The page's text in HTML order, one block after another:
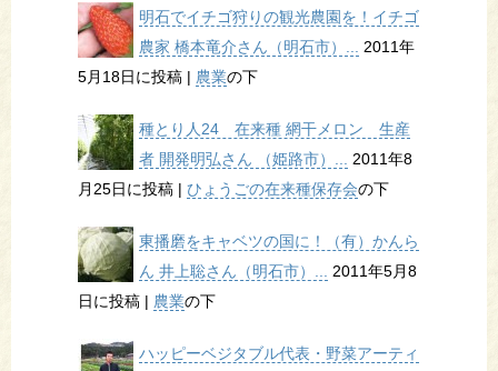
明石でイチゴ狩りの観光農園を！イチゴ
農家 橋本竜介さん（明石市）... 2011年
5月18日に投稿 | 農業の下
種とり人24 在来種 網干メロン 生産
者 開発明弘さん （姫路市）... 2011年8
月25日に投稿 | ひょうごの在来種保存会の下
東播磨をキャベツの国に！（有）かんら
ん 井上聡さん（明石市）... 2011年5月8
日に投稿 | 農業の下
ハッピーベジタブル代表・野菜アーティ